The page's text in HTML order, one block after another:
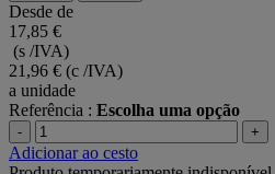
Desde de
17,85 €
(s /IVA)
21,96 € (c /IVA)
a unidade
Referência : Escolha uma opção
- +
Adicionar ao cesto